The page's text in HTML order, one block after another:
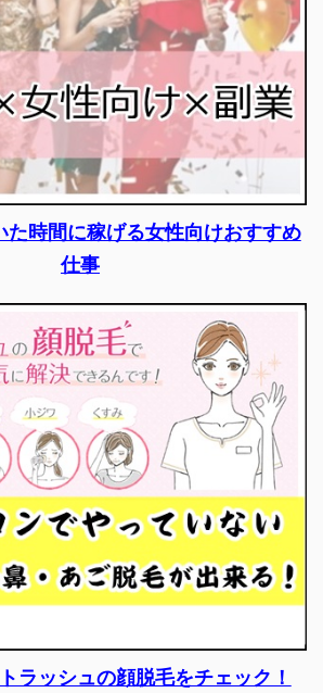
た時間に稼げる女性向けおすすめ
仕事
ラッシュの顔脱毛をチェック！